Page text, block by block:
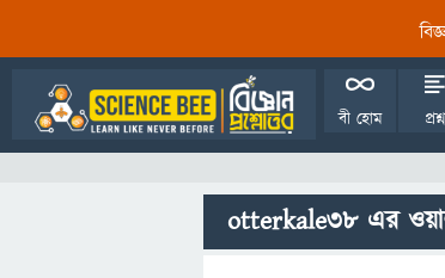
বী হোম প্রশ্ন
otterkale38 এর